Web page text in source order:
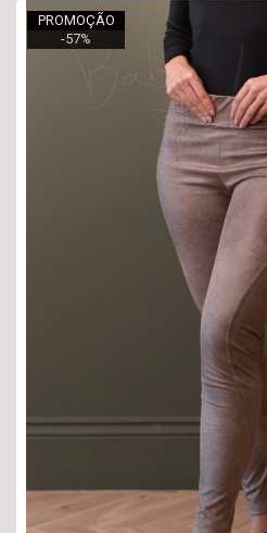
PROMOÇÃO
-57%